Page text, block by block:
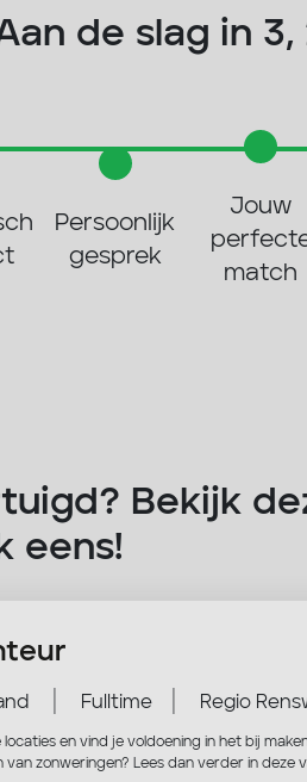
de slag in 3,
Persoonlijk
gesprek
Jouw
match
Bekijk
eens!
Fulltime Regio
en vind je voldoening in het bij
van zonweringen? Lees dan verder in